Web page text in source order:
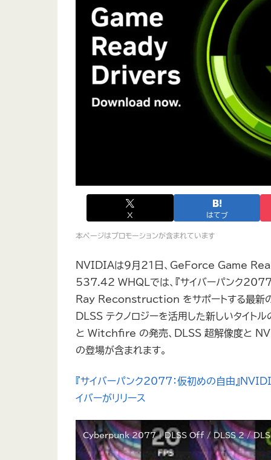
X はてブ
本ページはプロモーションが含まれています
NVIDIAは9月21日、GeForce Game Ready
537.42 WHQLでは、『サイバーパンク2077
Ray Reconstruction をサポートする最新
DLSS テクノロジーを活用した新しいタイト
と Witchfire の発売、DLSS 超解像度と
の登場が含まれます。
『サイバーパンク2077：仮初めの自由』
イバーがリリース
Cyberpunk 2077 | DLSS Off / DLSS 2 /